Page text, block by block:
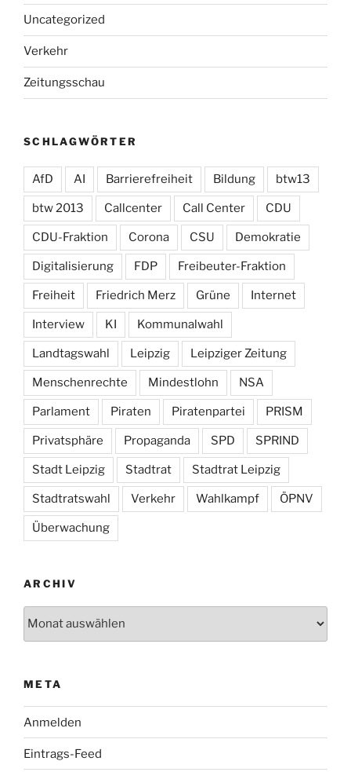
Uncategorized
Verkehr
Zeitungsschau
SCHLAGWÖRTER
AfD AI Barrierefreiheit Bildung btw13
btw 2013 Callcenter Call Center CDU
CDU-Fraktion Corona CSU Demokratie
Digitalisierung FDP Freibeuter-Fraktion
Freiheit Friedrich Merz Grüne Internet
Interview KI Kommunalwahl
Landtagswahl Leipzig Leipziger Zeitung
Menschenrechte Mindestlohn NSA
Parlament Piraten Piratenpartei PRISM
Privatsphäre Propaganda SPD SPRIND
Stadt Leipzig Stadtrat Stadtrat Leipzig
Stadtratswahl Verkehr Wahlkampf ÖPNV
Überwachung
ARCHIV
META
Anmelden
Eintrags-Feed